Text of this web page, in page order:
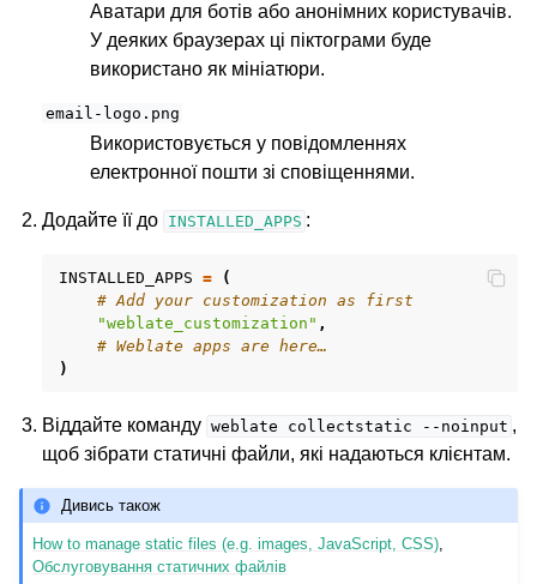
Аватари для ботів або анонімних користувачів.
У деяких браузерах ці піктограми буде
використано як мініатюри.
email-logo.png
Використовується у повідомленнях
електронної пошти зі сповіщеннями.
Додайте її до INSTALLED_APPS :
INSTALLED_APPS =
(
# Add your customization as first
"weblate_customization" ,
# Weblate apps are here…
)
Віддайте команду weblate collectstatic --noinput ,
щоб зібрати статичні файли, які надаються клієнтам.
Дивись також
How to manage static files (e.g. images, JavaScript, CSS)
Обслуговування статичних файлів